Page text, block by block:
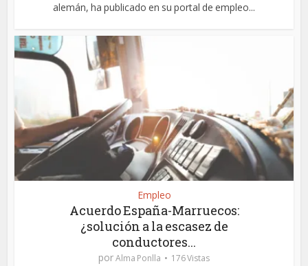
alemán, ha publicado en su portal de empleo...
Empleo
Acuerdo España-Marruecos:
¿solución a la escasez de
conductores...
porAlma Ponlla 176 Vistas